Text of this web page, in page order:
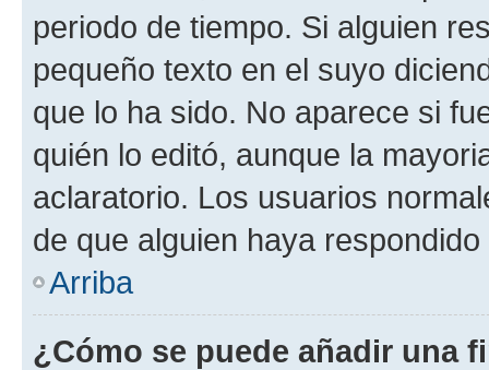
periodo de tiempo. Si alguien
pequeño texto en el suyo
que lo ha sido. No aparece si
quién lo editó, aunque la
aclaratorio. Los usuarios
de que alguien haya
Arriba
¿Cómo se puede añadir una